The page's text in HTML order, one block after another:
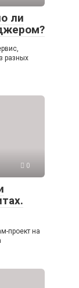
ли
разных
0
проект на